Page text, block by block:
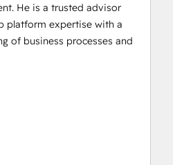
He is a trusted advisor
platform expertise with a
of business processes and